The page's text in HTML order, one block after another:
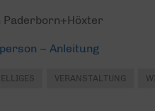
– Anleitung
VERANSTALTUNG